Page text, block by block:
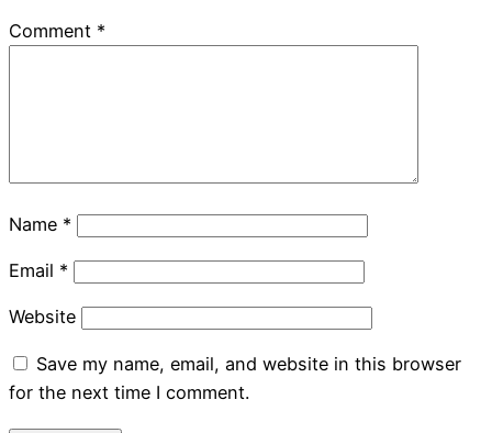
Comment *
Name *
Email *
Website
Save my name, email, and website in this browser
for the next time I comment.